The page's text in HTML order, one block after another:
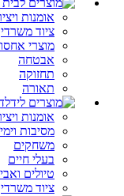
אומנות
ציוד משרדי
מוצרי
אבטחה
תחזוקה
תאורה
אומנות
מסיבות
משחקים
בעלי חיים
טיולים
ציוד משרדי